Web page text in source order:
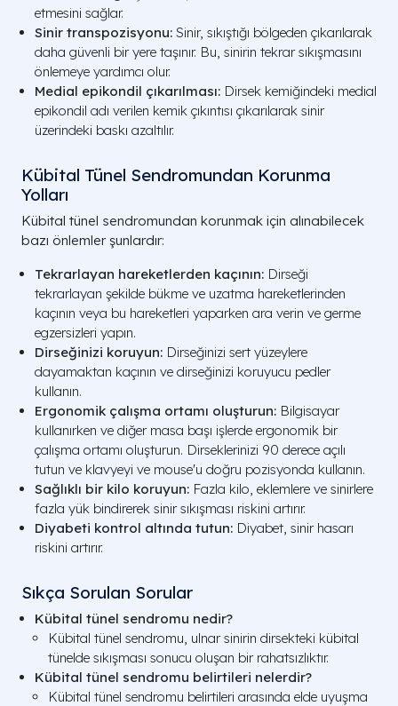
etmesini sağlar.
Sinir transpozisyonu: Sinir, sıkıştığı bölgeden çıkarılarak
daha güvenli bir yere taşınır. Bu, sinirin tekrar sıkışmasını
önlemeye yardımcı olur.
Medial epikondil çıkarılması: Dirsek kemiğindeki medial
epikondil adı verilen kemik çıkıntısı çıkarılarak sinir
üzerindeki baskı azaltılır.
Kübital Tünel Sendromundan Korunma
Yolları
Kübital tünel sendromundan korunmak için alınabilecek
bazı önlemler şunlardır:
Tekrarlayan hareketlerden kaçının: Dirseği
tekrarlayan şekilde bükme ve uzatma hareketlerinden
kaçının veya bu hareketleri yaparken ara verin ve germe
egzersizleri yapın.
Dirseğinizi koruyun: Dirseğinizi sert yüzeylere
dayamaktan kaçının ve dirseğinizi koruyucu pedler
kullanın.
Ergonomik çalışma ortamı oluşturun: Bilgisayar
kullanırken ve diğer masa başı işlerde ergonomik bir
çalışma ortamı oluşturun. Dirseklerinizi 90 derece açılı
tutun ve klavyeyi ve mouse'u doğru pozisyonda kullanın.
Sağlıklı bir kilo koruyun: Fazla kilo, eklemlere ve sinirlere
fazla yük bindirerek sinir sıkışması riskini artırır.
Diyabeti kontrol altında tutun: Diyabet, sinir hasarı
riskini artırır.
Sıkça Sorulan Sorular
Kübital tünel sendromu nedir?
Kübital tünel sendromu, ulnar sinirin dirsekteki kübital
tünelde sıkışması sonucu oluşan bir rahatsızlıktır.
Kübital tünel sendromu belirtileri nelerdir?
Kübital tünel sendromu belirtileri arasında elde uyuşma